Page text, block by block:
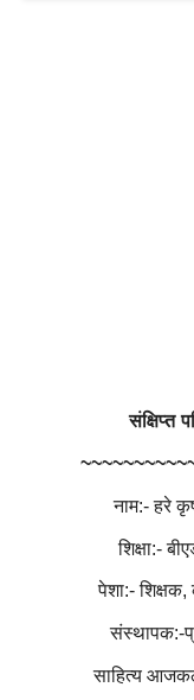
संक्षिप्त
नाम:- हरे
शिक्षा:-
पेशा:-
संस्थापक:-
साहित्य